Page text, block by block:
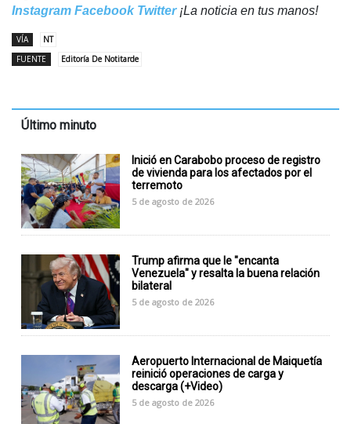
Instagram Facebook Twitter¡La noticia en tus manos!
VÍA
NT
FUENTE
Editoría De Notitarde
Último minuto
Inició en Carabobo proceso de registro
de vivienda para los afectados por el
terremoto
5 de agosto de 2026
Trump afirma que le "encanta
Venezuela" y resalta la buena relación
bilateral
5 de agosto de 2026
Aeropuerto Internacional de Maiquetía
reinició operaciones de carga y
descarga (+Video)
5 de agosto de 2026